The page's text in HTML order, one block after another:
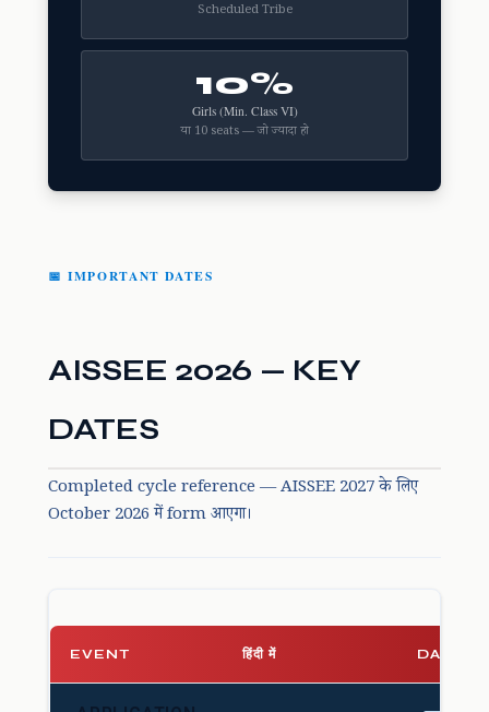
Scheduled Tribe
10%
Girls (Min. Class VI)
या 10 seats — जो ज्यादा हो
📅 IMPORTANT DATES
AISSEE 2026 — KEY
DATES
Completed cycle reference — AISSEE 2027 के लिए
October 2026 में form आएगा।
EVENT हिंदी में DATE